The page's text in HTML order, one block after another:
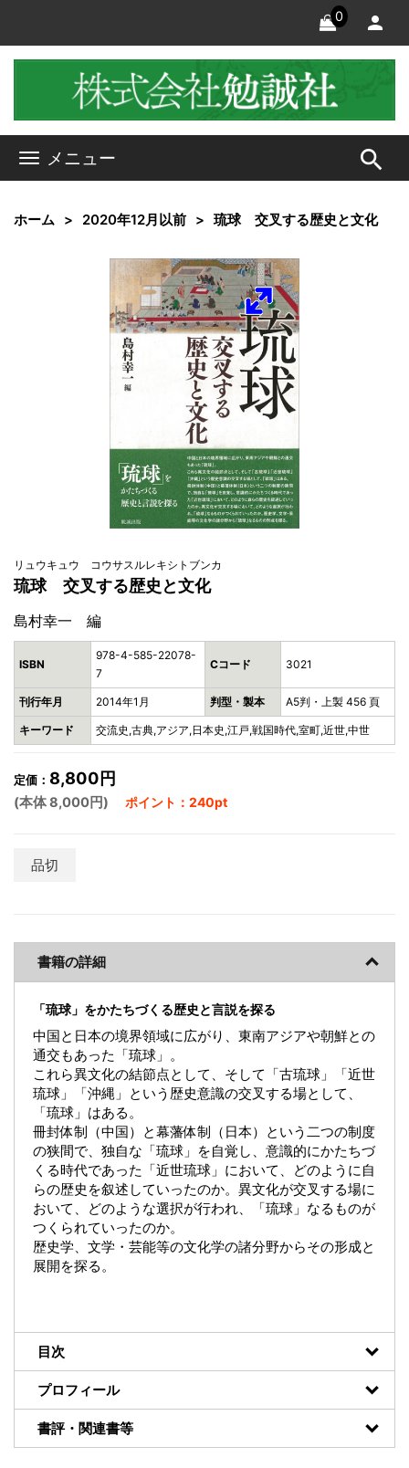
0
メニュー search
ホーム 2020年12月以前 琉球 交叉する歴史と文化
リュウキュウ コウサスルレキシトブンカ
琉球 交叉する歴史と文化
島村幸一 編
ISBN
978-4-585-22078-
7
Cコード 3021
刊行年月 2014年1月 判型・製本 A5判・上製 456 頁
キーワード 交流史,古典,アジア,日本史,江戸,戦国時代,室町,近世,中世
定価： 8,800円
(本体 8,000円) ポイント：240pt
品切
書籍の詳細
「琉球」をかたちづくる歴史と言説を探る
中国と日本の境界領域に広がり、東南アジアや朝鮮との
通交もあった「琉球」。
これら異文化の結節点として、そして「古琉球」「近世
琉球」「沖縄」という歴史意識の交叉する場として、
「琉球」はある。
冊封体制（中国）と幕藩体制（日本）という二つの制度
の狭間で、独自な「琉球」を自覚し、意識的にかたちづ
くる時代であった「近世琉球」において、どのように自
らの歴史を叙述していったのか。異文化が交叉する場に
おいて、どのような選択が行われ、「琉球」なるものが
つくられていったのか。
歴史学、文学・芸能等の文化学の諸分野からその形成と
展開を探る。
目次
プロフィール
書評・関連書等